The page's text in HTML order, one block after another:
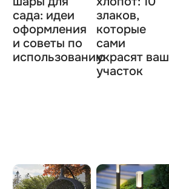
сада: идеи
оформления
и советы по
использованию
злаков,
которые
сами
украсят ваш
участок